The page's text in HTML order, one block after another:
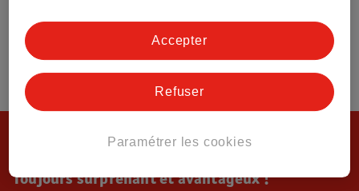
Toujours surprenant et avantageux !
Paramétrer les cookies
Refuser
Accepter